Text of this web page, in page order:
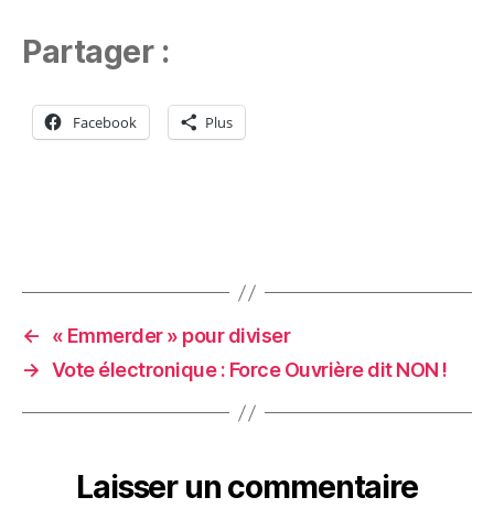
Partager :
Facebook Plus
←
« Emmerder » pour diviser
→ Vote électronique : Force Ouvrière dit NON !
Laisser un commentaire